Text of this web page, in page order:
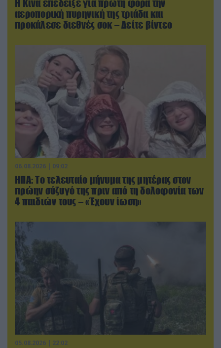
Η Κίνα επέδειξε για πρώτη φορά την
αεροπορική πυρηνική της τριάδα και
προκάλεσε διεθνές σοκ – Δείτε βίντεο
06.08.2026 | 09:02
ΗΠΑ: Το τελευταίο μήνυμα της μητέρας στον
πρώην σύζυγό της πριν από τη δολοφονία των
4 παιδιών τους – «Έχουν ίωση»
05.08.2026 | 22:02